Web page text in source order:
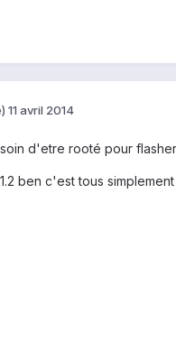
11 avril 2014
d'etre rooté pour
ben c'est tous